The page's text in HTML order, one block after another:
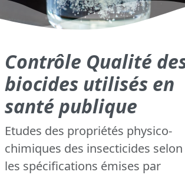
Contrôle Qualité
biocides utilisés en
santé publique
Etudes des propriétés physico-
chimiques des insecticides selon
les spécifications émises par